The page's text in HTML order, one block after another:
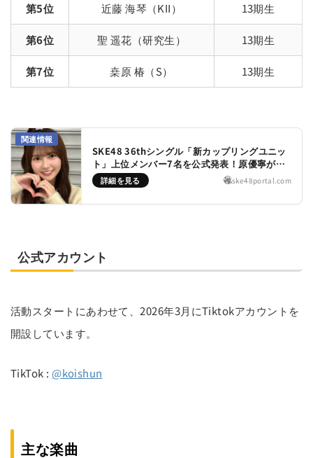
第5位 近藤 海琴（KII） 13期生
第6位 聖 遥花（研究生） 13期生
第7位 桒原 椿（S） 13期生
関連情報
SKE48 36thシングル「新カップリングユニッ
ト」上位メンバー7名を公式発表！原優寧がセ
ンター獲得
詳細を見る ske48portal.com
公式アカウント
活動スタートにあわせて、2026年3月にTiktokアカウントを
開設しています。
TikTok :@koishun
主な楽曲